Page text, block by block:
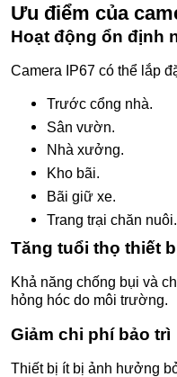
Ưu điểm của
Hoạt động ổn định
Camera IP67 có thể lắp
Trước cổng nhà.
Sân vườn.
Nhà xưởng.
Kho bãi.
Bãi giữ xe.
Trang trại chăn nuôi.
Tăng tuổi thọ thiết
Khả năng chống bụi và
hỏng hóc do môi trường.
Giảm chi phí bảo trì
Thiết bị ít bị ảnh hưởng